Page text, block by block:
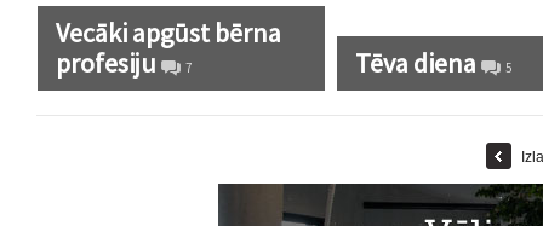
Vecāki apgūst bērna
profesiju
7 Tēva diena 5